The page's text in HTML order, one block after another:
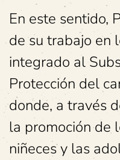
En este sentido,
de su trabajo en
integrado al
Protección del
donde, a través
la promoción de
niñeces y las